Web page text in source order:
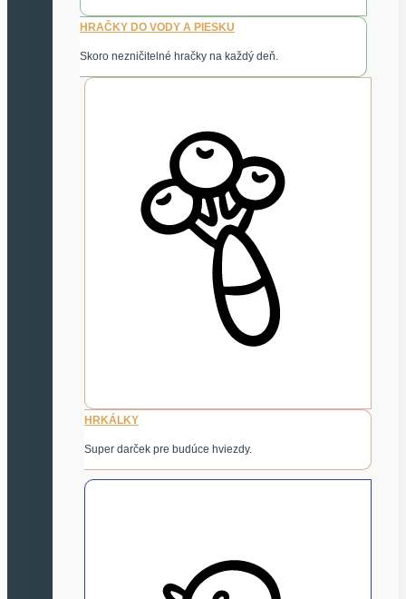
HRAČKY DO VODY A PIESKU
Skoro nezničitelné hračky na každý deň.
HRKÁLKY
Super darček pre budúce hviezdy.